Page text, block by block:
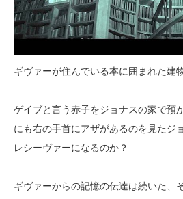
ギヴァーが住んでいる本に囲まれた建物
ゲイブと言う赤子をジョナスの家で預
にも右の手首にアザがあるのを見たジ
レシーヴァーになるのか？
ギヴァーからの記憶の伝達は続いた、